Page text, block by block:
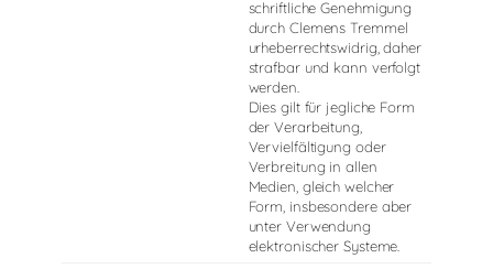
schriftliche Genehmigung
durch Clemens Tremmel
urheberrechtswidrig, daher
strafbar und kann verfolgt
werden.
Dies gilt für jegliche Form
der Verarbeitung,
Vervielfältigung oder
Verbreitung in allen
Medien, gleich welcher
Form, insbesondere aber
unter Verwendung
elektronischer Systeme.